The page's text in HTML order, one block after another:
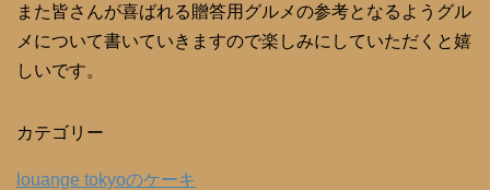
また皆さんが喜ばれる贈答用グルメの参考となるようグル
メについて書いていきますので楽しみにしていただくと嬉
しいです。
カテゴリー
louange tokyoのケーキ